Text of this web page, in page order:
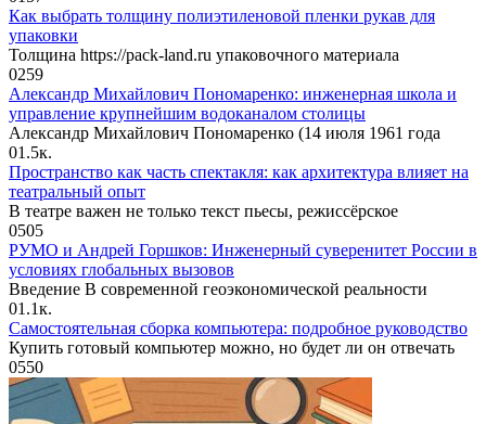
Как выбрать толщину полиэтиленовой пленки рукав для
упаковки
Толщина https://pack-land.ru упаковочного материала
0259
Александр Михайлович Пономаренко: инженерная школа и
управление крупнейшим водоканалом столицы
Александр Михайлович Пономаренко (14 июля 1961 года
01.5к.
Пространство как часть спектакля: как архитектура влияет на
театральный опыт
В театре важен не только текст пьесы, режиссёрское
0505
РУМО и Андрей Горшков: Инженерный суверенитет России в
условиях глобальных вызовов
Введение В современной геоэкономической реальности
01.1к.
Самостоятельная сборка компьютера: подробное руководство
Купить готовый компьютер можно, но будет ли он отвечать
0550